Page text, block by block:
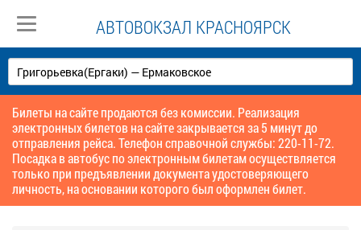
АВТОВОКЗАЛ КРАСНОЯРСК
Билеты на сайте продаются без комиссии. Реализация
электронных билетов на сайте закрывается за 5 минут до
отправления рейса. Телефон справочной службы: 220-11-72.
Посадка в автобус по электронным билетам осуществляется
только при предъявлении документа удостоверяющего
личность, на основании которого был оформлен билет.